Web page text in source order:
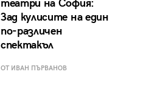
театри на София:
Зад кулисите на един
по-различен
спектакъл
ОТ ИВАН ПЪРВАНОВ